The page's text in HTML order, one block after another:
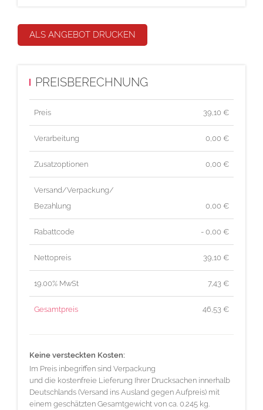
ALS ANGEBOT DRUCKEN
PREISBERECHNUNG
Preis 39,10 €
Verarbeitung 0,00 €
Zusatzoptionen 0,00 €
Versand/Verpackung/
Bezahlung
0,00 €
Rabattcode - 0,00 €
Nettopreis 39,10 €
19.00% MwSt 7,43 €
Gesamtpreis 46,53 €
Keine versteckten Kosten:
Im Preis inbegriffen sind Verpackung
und die kostenfreie Lieferung Ihrer Drucksachen innerhalb
Deutschlands (Versand ins Ausland gegen Aufpreis) mit
einem geschätzten Gesamtgewicht von ca. 0.245 kg.